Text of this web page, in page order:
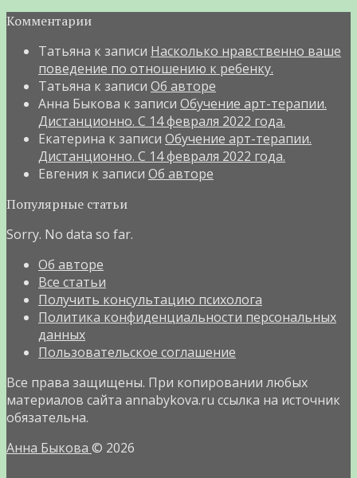
Комментарии
Татьяна к записи Насколько нравственно ваше
поведение по отношению к ребенку.
Татьяна к записи Об авторе
Анна Быкова к записи Обучение арт-терапии.
Дистанционно. С 14 февраля 2022 года.
Екатерина к записи Обучение арт-терапии.
Дистанционно. С 14 февраля 2022 года.
Евгения к записи Об авторе
Популярные статьи
Sorry. No data so far.
Об авторе
Все статьи
Получить консультацию психолога
Политика конфиденциальности персональных
данных
Пользовательское соглашение
Все права защищены. При копировании любых
материалов сайта annabykova.ru ссылка на источник
обязательна.
Анна Быкова © 2026